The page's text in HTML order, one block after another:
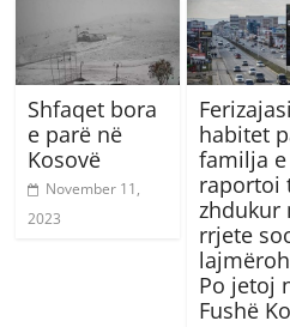
Shfaqet bora
e parë në
Kosovë
November 11,
2023
Ferizajasi
habitet
familja e
raportoi
zhdukur
rrjete
Po jetoj
Fushë